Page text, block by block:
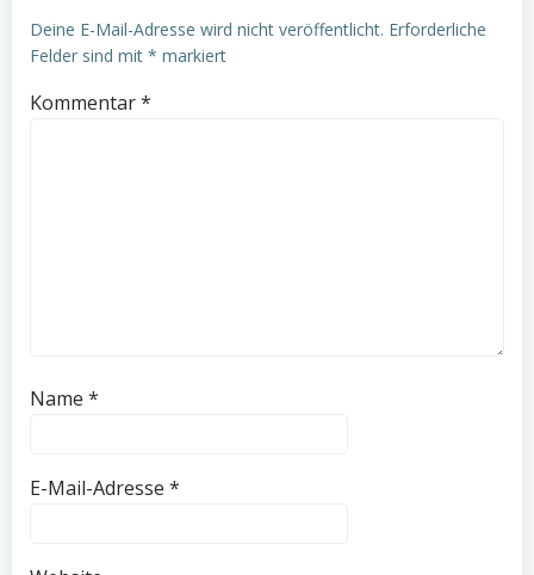
Deine E-Mail-Adresse wird nicht veröffentlicht. Erforderliche
Felder sind mit * markiert
Kommentar*
Name *
E-Mail-Adresse *